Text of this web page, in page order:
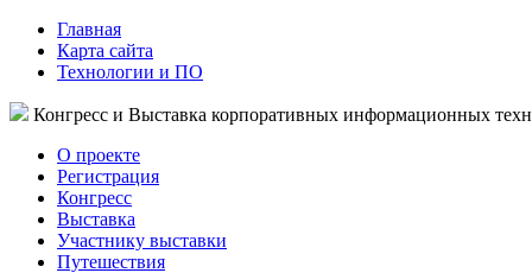
Главная
Карта сайта
Технологии и ПО
Конгресс и Выставка корпоративных информационных
О проекте
Регистрация
Конгресс
Выставка
Участнику выставки
Путешествия